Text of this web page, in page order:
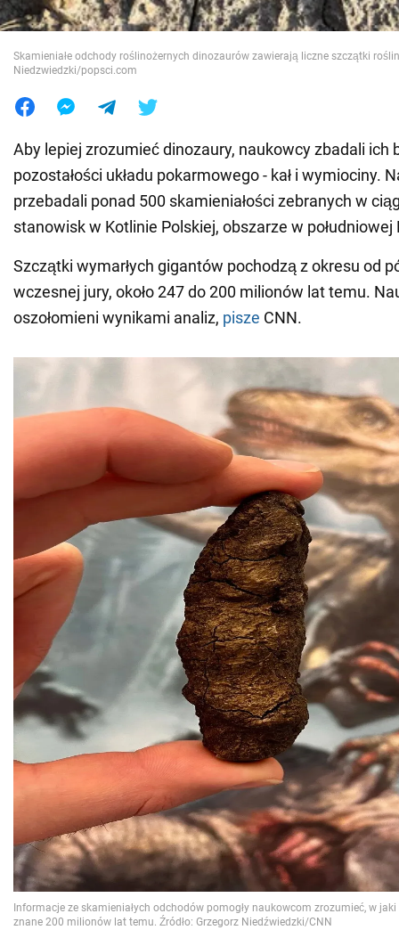
Jedzenie
Skamieniałe odchody roślinożernych dinozaurów zawierają liczne szczątki
Niedzwiedzki/popsci.com
Aby lepiej zrozumieć dinozaury, naukowcy zbadali ich
pozostałości układu pokarmowego - kał i wymiociny.
przebadali ponad 500 skamieniałości zebranych w
stanowisk w Kotlinie Polskiej, obszarze w południowej
Szczątki wymarłych gigantów pochodzą z okresu od
wczesnej jury, około 247 do 200 milionów lat temu.
oszołomieni wynikami analiz, pisze CNN.